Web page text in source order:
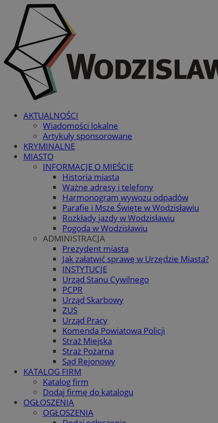
AKTUALNOŚCI
Wiadomości lokalne
Artykuły sponsorowane
KRYMINALNE
MIASTO
INFORMACJE O MIEŚCIE
Historia miasta
Ważne adresy i telefony
Harmonogram wywozu odpadów
Parafie i Msze Święte w Wodzisławiu
Rozkłady jazdy w Wodzisławiu
Pogoda w Wodzisławiu
ADMINISTRACJA
Prezydent miasta
Jak załatwić sprawę w Urzędzie Miasta?
INSTYTUCJE
Urząd Stanu Cywilnego
PCPR
Urząd Skarbowy
ZUS
Urząd Pracy
Komenda Powiatowa Policji
Straż Miejska
Straż Pożarna
Sąd Rejonowy
KATALOG FIRM
Katalog firm
Dodaj firmę do katalogu
OGŁOSZENIA
OGŁOSZENIA